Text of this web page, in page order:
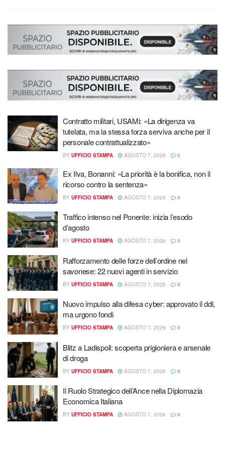
Contratto militari, USAMi: «La dirigenza va
tutelata, ma la stessa forza serviva anche per il
personale contrattualizzato»
BY UFFICIO STAMPA AGOSTO 7, 2026 0
Ex Ilva, Bonanni: «La priorità è la bonifica, non il
ricorso contro la sentenza»
BY UFFICIO STAMPA AGOSTO 7, 2026 0
Traffico intenso nel Ponente: inizia l’esodo
d’agosto
BY UFFICIO STAMPA AGOSTO 7, 2026 0
Rafforzamento delle forze dell’ordine nel
savonese: 22 nuovi agenti in servizio
BY UFFICIO STAMPA AGOSTO 7, 2026 0
Nuovo impulso alla difesa cyber: approvato il ddl,
ma urgono fondi
BY UFFICIO STAMPA AGOSTO 7, 2026 0
Blitz a Ladispoli: scoperta prigioniera e arsenale
di droga
BY UFFICIO STAMPA AGOSTO 7, 2026 0
Il Ruolo Strategico dell’Ance nella Diplomazia
Economica Italiana
BY UFFICIO STAMPA AGOSTO 7, 2026 0